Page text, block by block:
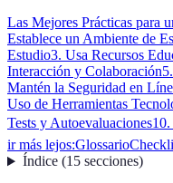
Las Mejores Prácticas para
Establece un Ambiente de
Estudio3. Usa Recursos
Interacción y Colaboración
Mantén la Seguridad en
Uso de Herramientas
Tests y Autoevaluaciones
ir más lejos:Glossario
Índice(15 secciones)